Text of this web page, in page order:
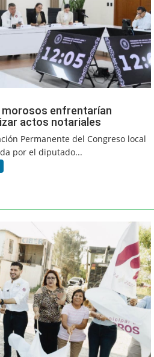
enfrentarían
actos notariales
Permanente del Congreso local
por el diputado...